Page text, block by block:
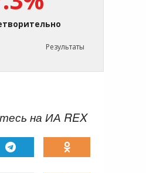
Результаты
на ИА REX